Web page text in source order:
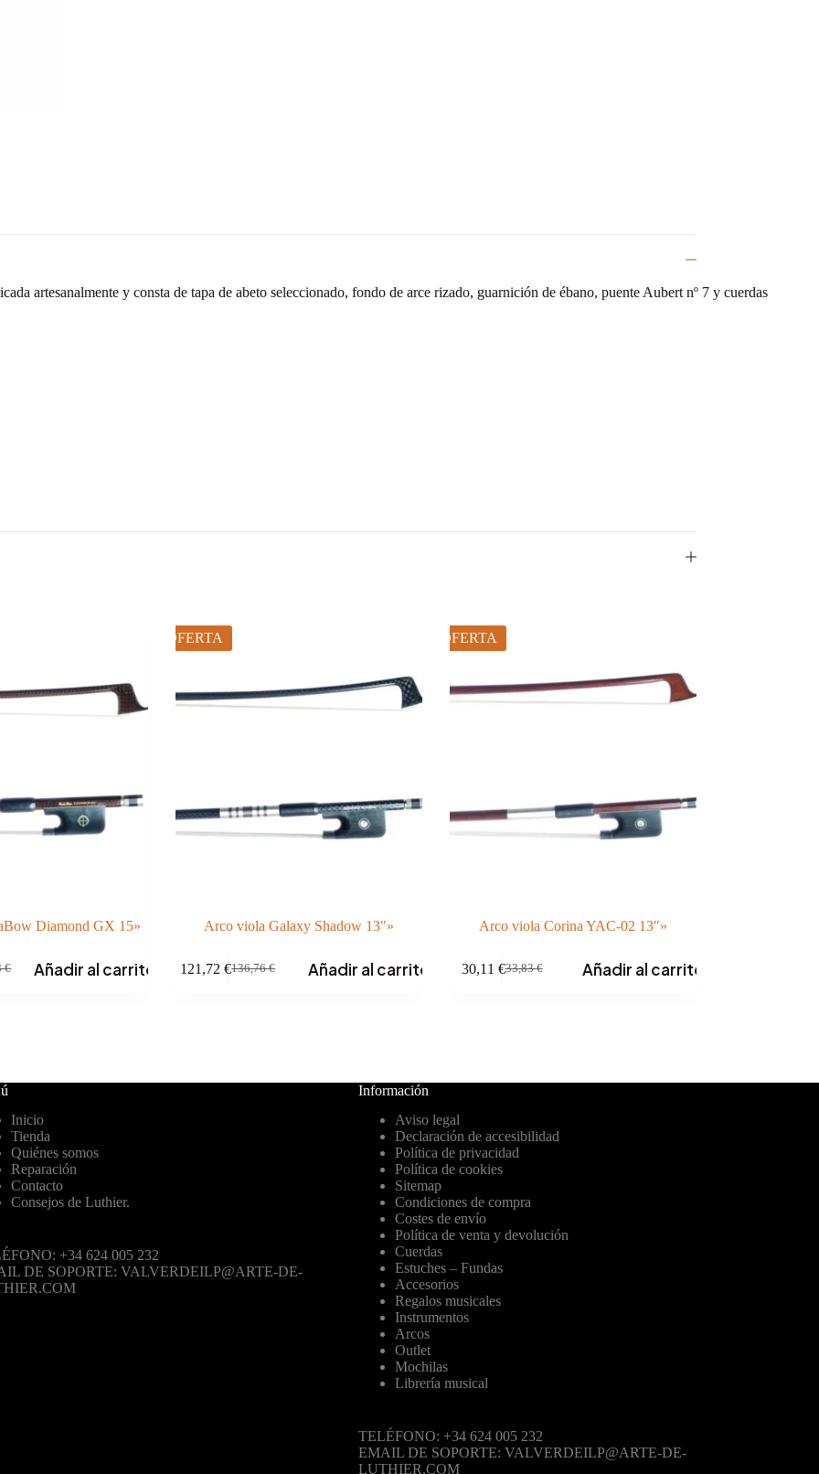
artesanalmente y consta de tapa de abeto seleccionado, fondo de arce rizado, guarnición de ébano, puente Aubert nº 7 y cuerdas
Diamond GX 15»
€ Añadir al carrito
OFERTA
Arco viola Galaxy Shadow 13″»
136,76€
El
121,72€El
Añadir al carrito
OFERTA
Arco viola Corina YAC-02 13″»
33,83€
El
30,11 €El
Añadir al carrito
Inicio
Tienda
Quiénes somos
Reparación
Contacto
Consejos de Luthier.
+34 624 005 232
DE SOPORTE: VALVERDEILP@ARTE-DE-
Información
Aviso legal
Declaración de accesibilidad
Política de privacidad
Política de cookies
Sitemap
Condiciones de compra
Costes de envío
Política de venta y devolución
Cuerdas
Estuches – Fundas
Accesorios
Regalos musicales
Instrumentos
Arcos
Outlet
Mochilas
Librería musical
TELÉFONO: +34 624 005 232
EMAIL DE SOPORTE: VALVERDEILP@ARTE-DE-
LUTHIER.COM